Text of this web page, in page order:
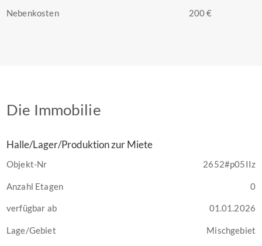
Nebenkosten 200 €
Die Immobilie
Halle/Lager/Produktion zur Miete
Objekt-Nr 2652#p05IIz
Anzahl Etagen 0
verfügbar ab 01.01.2026
Lage/Gebiet Mischgebiet